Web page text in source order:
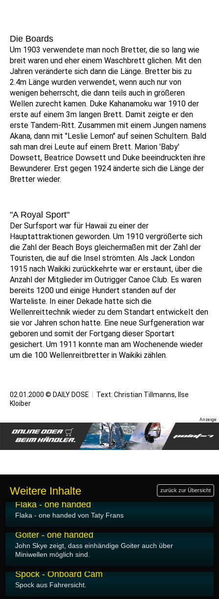
Die Boards
Um 1903 verwendete man noch Bretter, die so lang wie
breit waren und eher einem Waschbrett glichen. Mit den
Jahren veränderte sich dann die Länge. Bretter bis zu
2.4m Länge wurden verwendet, wenn auch nur von
wenigen beherrscht, die dann teils auch in größeren
Wellen zurecht kamen. Duke Kahanamoku war 1910 der
erste auf einem 3m langen Brett. Damit zeigte er den
erste Tandem-Ritt. Zusammen mit einem Jungen namens
Akana, dann mit "Leslie Lemon" auf seinen Schultern. Bald
sah man drei Leute auf einem Brett. Marion 'Baby'
Dowsett, Beatrice Dowsett und Duke beeindruckten ihre
Bewunderer. Erst gegen 1924 änderte sich die Länge der
Bretter wieder.
"A Royal Sport"
Der Surfsport war für Hawaii zu einer der
Hauptattraktionen geworden. Um 1910 vergrößerte sich
die Zahl der Beach Boys gleichermaßen mit der Zahl der
Touristen, die auf die Insel strömten. Als Jack London
1915 nach Waikiki zurückkehrte war er erstaunt, über die
Anzahl der Mitglieder im Outrigger Canoe Club. Es waren
bereits 1200 und einige Hundert standen auf der
Warteliste. In einer Dekade hatte sich die
Wellenreittechnik wieder zu dem Standart entwickelt den
sie vor Jahren schon hatte. Eine neue Surfgeneration war
geboren und somit der Fortgang dieser Sportart
gesichert. Um 1911 konnte man am Wochenende wieder
um die 100 Wellenreitbretter in Waikiki zählen.
02.01.2000 © DAILY DOSE Text: Christian Tillmanns, Ilse
Kloiber
Weitere Inhalte zurück zur Übersicht
24.03.2007
Flaka - one handed
Flaka - one handed von Taty Frans
Goiter - one handed
John Skye zeigt, dass einhändige Goiter auch über
Miniwellen möglich sind.
Spock - Onboard Cam
Spock aus Fahrersicht.